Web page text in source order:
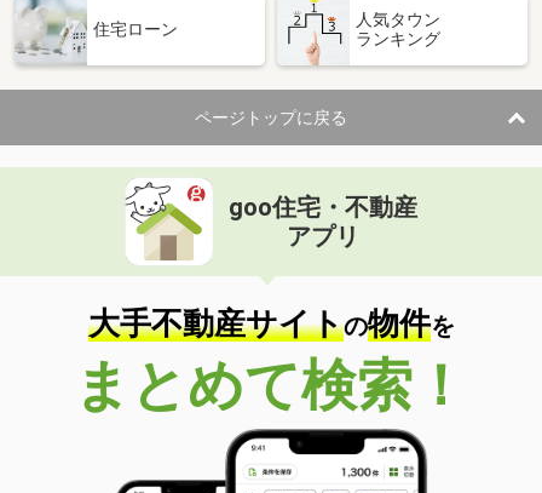
住宅ローン
人気タウン
ランキング
ページトップに戻る
goo住宅・不動産
アプリ
大手不動産サイトの物件を
まとめて検索！